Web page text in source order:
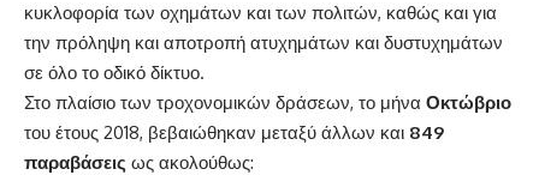
κυκλοφορία των οχημάτων και των πολιτών, καθώς και για
την πρόληψη και αποτροπή ατυχημάτων και δυστυχημάτων
σε όλο το οδικό δίκτυο.
Στο πλαίσιο των τροχονομικών δράσεων, το μήνα Οκτώβριο
του έτους 2018, βεβαιώθηκαν μεταξύ άλλων και 849
παραβάσεις ως ακολούθως: